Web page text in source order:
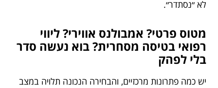
לא ״נסתדר״.
מטוס פרטי? אמבולנס אווירי? ליווי
רפואי בטיסה מסחרית? בוא נעשה סדר
בלי לפהק
יש כמה פתרונות מרכזיים, והבחירה הנכונה תלויה במצב